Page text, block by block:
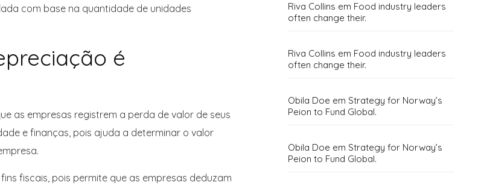
com base na quantidade de unidades
é
as empresas registrem a perda de valor de seus
e finanças, pois ajuda a determinar o valor
fiscais, pois permite que as empresas deduzam
Riva Collins em Food industry leaders
often change their.
Riva Collins em Food industry leaders
often change their.
Obila Doe em Strategy for Norway’s
Peion to Fund Global.
Obila Doe em Strategy for Norway’s
Peion to Fund Global.